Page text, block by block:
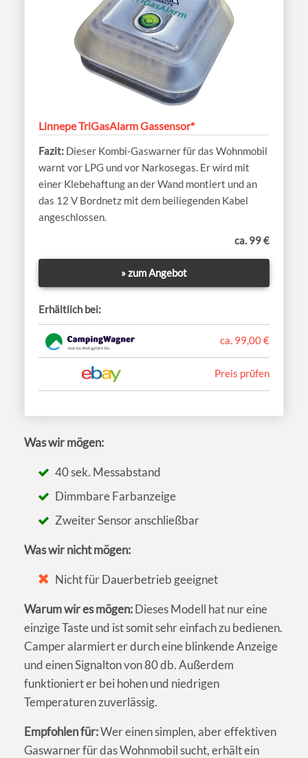
Linnepe TriGasAlarm Gassensor*
Dieser Kombi-Gaswarner für das Wohnmobil
warnt vor LPG und vor Narkosegas. Er wird mit
einer Klebehaftung an der Wand montiert und an
das 12 V Bordnetz mit dem beiliegenden Kabel
angeschlossen.
ca. 99 €
» zum Angebot
Erhältlich bei:
ca. 99,00 €
Preis prüfen
Was wir mögen:
40 sek. Messabstand
Dimmbare Farbanzeige
Zweiter Sensor anschließbar
Was wir nicht mögen:
Nicht für Dauerbetrieb geeignet
Warum wir es mögen:Dieses Modell hat nur eine
einzige Taste und ist somit sehr einfach zu bedienen.
Camper alarmiert er durch eine blinkende Anzeige
und einen Signalton von 80 db. Außerdem
funktioniert er bei hohen und niedrigen
Temperaturen zuverlässig.
Empfohlen für:Wer einen simplen, aber effektiven
Gaswarner für das Wohnmobil sucht, erhält ein